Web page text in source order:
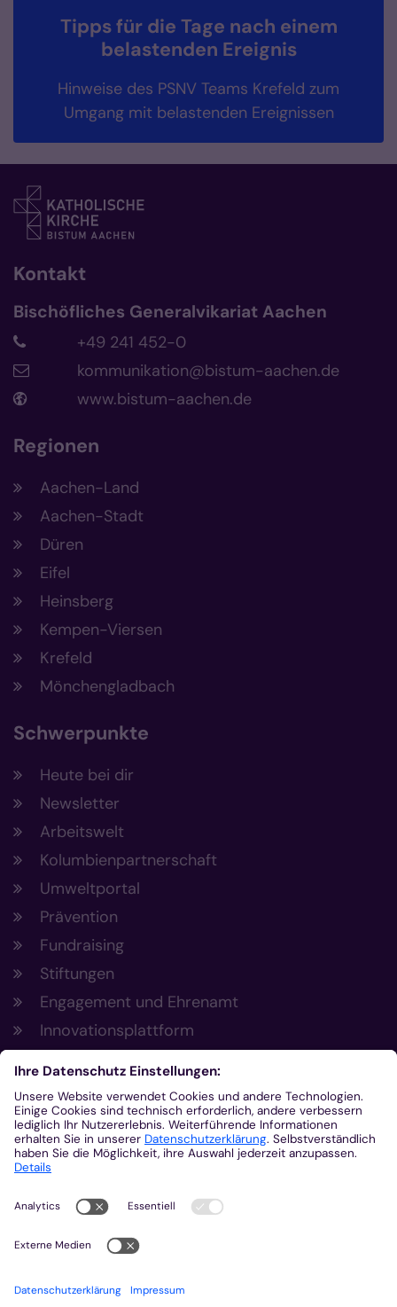
Tipps für die Tage nach einem
belastenden Ereignis
Hinweise des PSNV Teams Krefeld zum
Umgang mit belastenden Ereignissen
Kontakt
Bischöfliches Generalvikariat Aachen
+49 241 452-0
kommunikation@bistum-aachen.de
www.bistum-aachen.de
Regionen
Aachen-Land
Aachen-Stadt
Düren
Eifel
Heinsberg
Kempen-Viersen
Krefeld
Mönchengladbach
Schwerpunkte
Heute bei dir
Newsletter
Arbeitswelt
Kolumbienpartnerschaft
Umweltportal
Prävention
Fundraising
Stiftungen
Engagement und Ehrenamt
Innovationsplattform
Aus der Plattform
Nachrichten
Veranstaltungen
Gottesdienste
Stellenangebote
Kirchenzeitung
Amtsblatt (Kirchlicher Anzeiger)
Rechtsdatenbank